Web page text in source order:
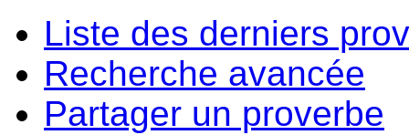
Liste des derniers
Recherche avancée
Partager un proverbe